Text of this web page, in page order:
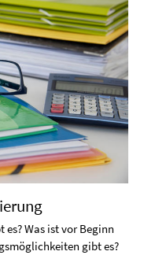
Was ist vor Beginn
gibt es?